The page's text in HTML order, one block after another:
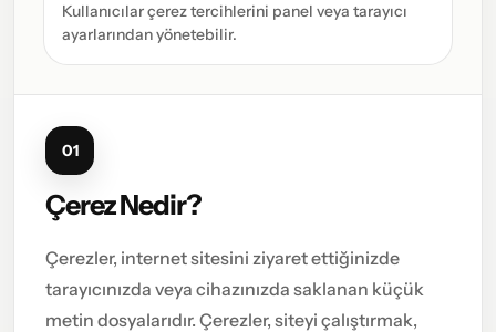
Kullanıcılar çerez tercihlerini panel veya tarayıcı
ayarlarından yönetebilir.
01
Çerez Nedir?
Çerezler, internet sitesini ziyaret ettiğinizde
tarayıcınızda veya cihazınızda saklanan küçük
metin dosyalarıdır. Çerezler, siteyi çalıştırmak,